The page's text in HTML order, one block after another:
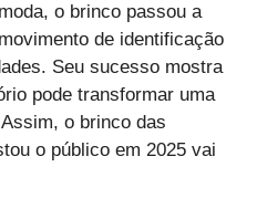
o brinco passou a
de identificação
Seu sucesso mostra
pode transformar uma
o brinco das
o público em 2025 vai